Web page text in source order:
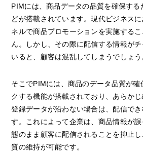
PIMには、商品データの品質を確保する
どが搭載されています。現代ビジネス
ネルで商品プロモーションを実施する
ん。しかし、その際に配信する情報が
いると、顧客は混乱してしまうでしょう
そこでPIMには、商品のデータ品質が確
クする機能が搭載されており、あらか
登録データが沿わない場合は、配信で
す。これによって企業は、商品情報が
態のまま顧客に配信されることを抑止
質の維持が可能です。